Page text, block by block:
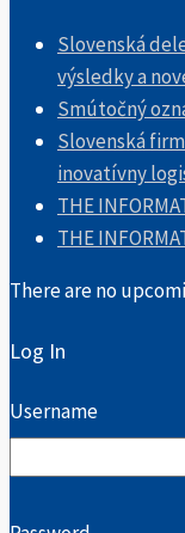
Slovenská
výsledky a
Smútočný
Slovenská
inovatívny
THE
THE
There are no
Log In
Username